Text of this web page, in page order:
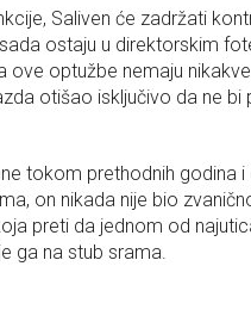
Saliven će zadržati
ostaju u direktorskim
ove optužbe nemaju
otišao isključivo da ne
tokom prethodnih godina
on nikada nije bio
preti da jednom od
ga na stub srama.